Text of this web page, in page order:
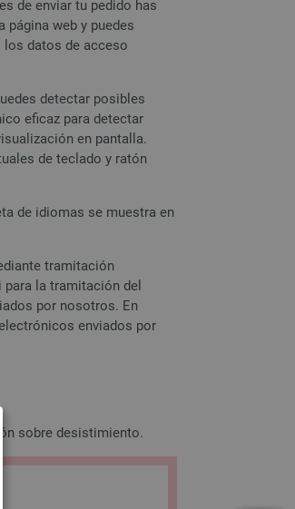
de enviar tu pedido has
página web y puedes
los datos de acceso
detectar posibles
eficaz para detectar
en pantalla.
de teclado y ratón
de idiomas se muestra en
tramitación
la tramitación del
por nosotros. En
enviados por
sobre desistimiento.